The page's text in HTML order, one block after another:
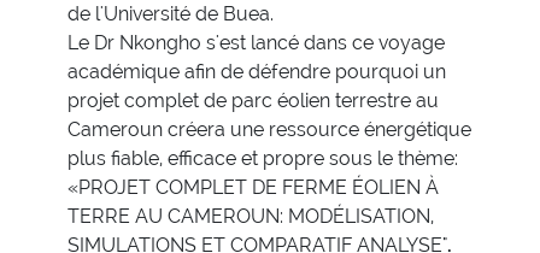
de l'Université de Buea.
Le Dr Nkongho s'est lancé dans ce voyage
académique afin de défendre pourquoi un
projet complet de parc éolien terrestre au
Cameroun créera une ressource énergétique
plus fiable, efficace et propre sous le thème:
«PROJET COMPLET DE FERME ÉOLIEN À
TERRE AU CAMEROUN: MODÉLISATION,
SIMULATIONS ET COMPARATIF ANALYSE".